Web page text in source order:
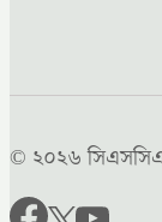
© ২০২৬